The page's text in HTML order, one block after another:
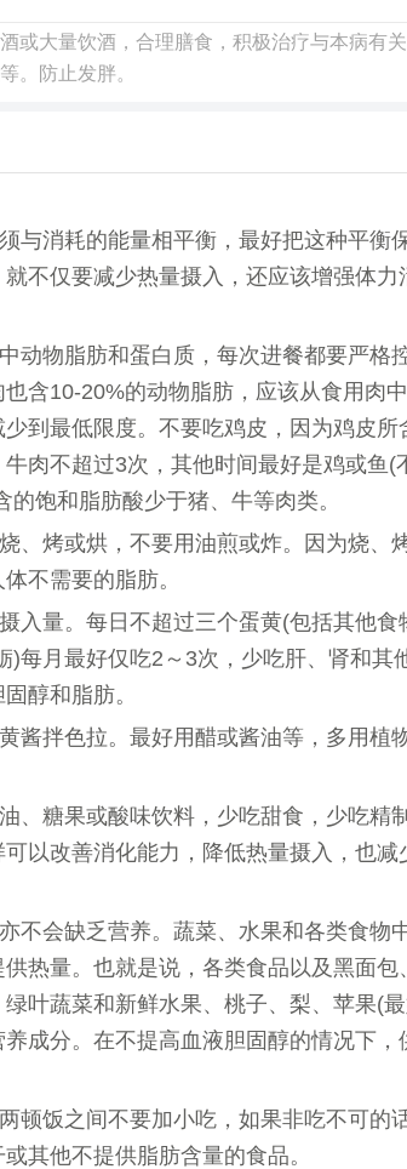
或大量饮酒，合理膳食，积极治疗与本病有
。防止发胖。
与消耗的能量相平衡，最好把这种平衡
不仅要减少热量摄入，还应该增强体力
动物脂肪和蛋白质，每次进餐都要严格
含10-20%的动物脂肪，应该从食用肉
到最低限度。不要吃鸡皮，因为鸡皮所
肉不超过3次，其他时间最好是鸡或鱼(
的饱和脂肪酸少于猪、牛等肉类。
、烤或烘，不要用油煎或炸。因为烧、
不需要的脂肪。
入量。每日不超过三个蛋黄(包括其他食
)每月最好仅吃2～3次，少吃肝、肾和其
醇和脂肪。
酱拌色拉。最好用醋或酱油等，多用植
、糖果或酸味饮料，少吃甜食，少吃精
以改善消化能力，降低热量摄入，也减
不会缺乏营养。蔬菜、水果和各类食物
热量。也就是说，各类食品以及黑面包
叶蔬菜和新鲜水果、桃子、梨、苹果(
养成分。在不提高血液胆固醇的情况下，
顿饭之间不要加小吃，如果非吃不可的
其他不提供脂肪含量的食品。